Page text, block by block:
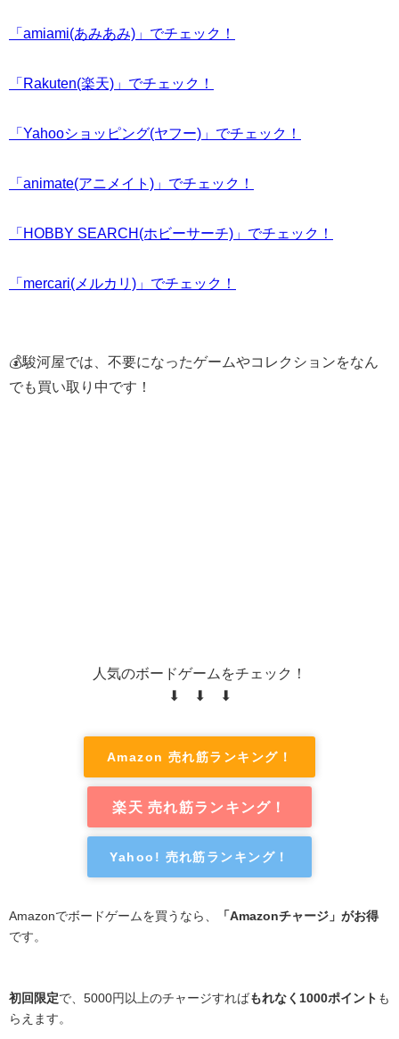
「amiami(あみあみ)」でチェック！
「Rakuten(楽天)」でチェック！
「Yahooショッピング(ヤフー)」でチェック！
「animate(アニメイト)」でチェック！
「HOBBY SEARCH(ホビーサーチ)」でチェック！
「mercari(メルカリ)」でチェック！
💰駿河屋では、不要になったゲームやコレクションをなん
でも買い取り中です！
人気のボードゲームをチェック！
⬇ ⬇ ⬇
Amazon 売れ筋ランキング！
楽天 売れ筋ランキング！
Yahoo! 売れ筋ランキング！
Amazonでボードゲームを買うなら、
「Amazonチャージ」がお得
です。
初回限定で、5000円以上のチャージすればもれなく1000ポイント も
らえます。